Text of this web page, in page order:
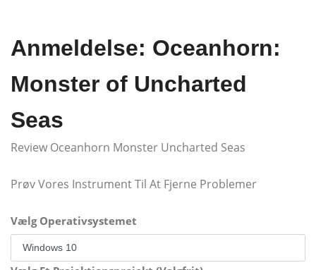
Anmeldelse: Oceanhorn:
Monster of Uncharted
Seas
Review Oceanhorn Monster Uncharted Seas
Prøv Vores Instrument Til At Fjerne Problemer
Vælg Operativsystemet